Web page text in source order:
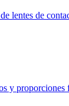
lentes de
y proporciones